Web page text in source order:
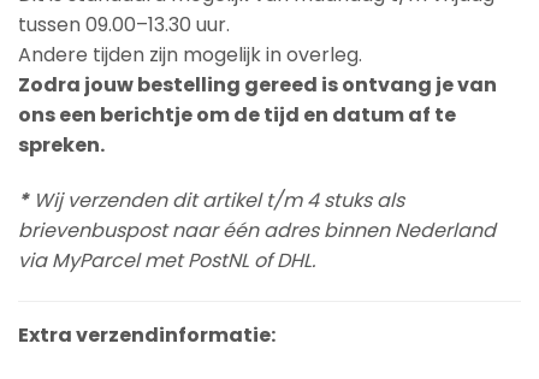
tussen 09.00–13.30 uur.
Andere tijden zijn mogelijk in overleg.
Zodra jouw bestelling gereed is ontvang je van
ons een berichtje om de tijd en datum af te
spreken.
* Wij verzenden dit artikel t/m 4 stuks als
brievenbuspost naar één adres binnen Nederland
via MyParcel met PostNL of DHL.
Extra verzendinformatie: